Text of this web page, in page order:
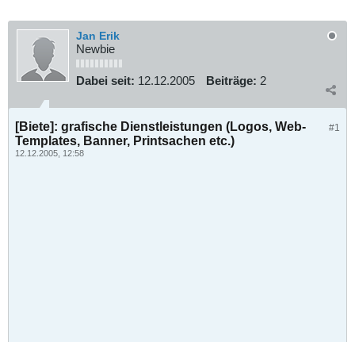
Jan Erik
Newbie
Dabei seit: 12.12.2005 Beiträge: 2
#1
[Biete]: grafische Dienstleistungen (Logos, Web-
Templates, Banner, Printsachen etc.)
12.12.2005, 12:58